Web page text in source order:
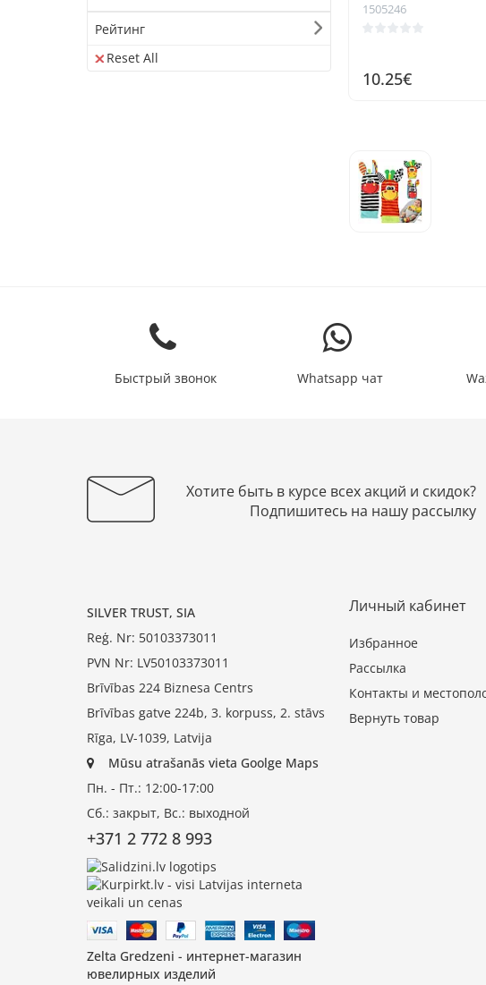
Рейтинг
Reset All
1505246
10.25€
Быстрый звонок Whatsapp чат
Хотите быть в курсе всех акций и скидок?
Подпишитесь на нашу рассылку
SILVER TRUST, SIA
Reģ. Nr: 50103373011
PVN Nr: LV50103373011
Brīvības 224 Biznesa Centrs
Brīvības gatve 224b, 3. korpuss, 2. stāvs
Rīga, LV-1039, Latvija
Mūsu atrašanās vieta Goolge Maps
Пн. - Пт.: 12:00-17:00
Сб.: закрыт, Вс.: выходной
+371 2 772 8 993
Zelta Gredzeni - интернет-магазин
ювелирных изделий
Личный кабинет
Избранное
Рассылка
Контакты и
Вернуть товар